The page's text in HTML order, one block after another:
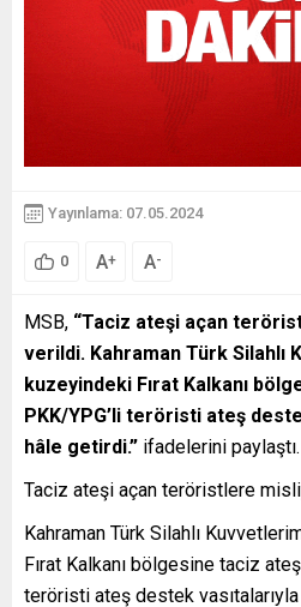
Yayınlama: 07.05.2024
0 A+ A-
MSB, “Taciz ateşi açan
verildi. Kahraman Türk Silahlı
kuzeyindeki Fırat Kalkanı
PKK/YPG’li teröristi ateş
hâle getirdi.” ifadelerini paylaştı.
Taciz ateşi açan teröristlere
Kahraman Türk Silahlı
Fırat Kalkanı bölgesine taciz
teröristi ateş destek